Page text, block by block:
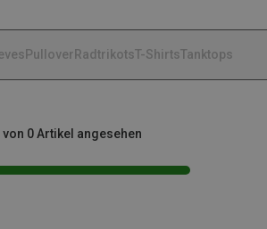
Pullover RadtrikotsT-ShirtsTanktops
von 0 Artikel angesehen